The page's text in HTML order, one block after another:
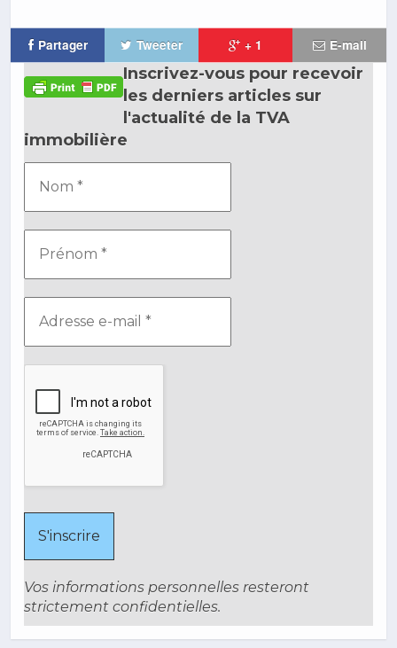
Partager Tweeter + 1 E-mail
Inscrivez-vous pour recevoir
les derniers articles sur
l'actualité de la TVA
immobilière
Vos informations personnelles resteront
strictement confidentielles.